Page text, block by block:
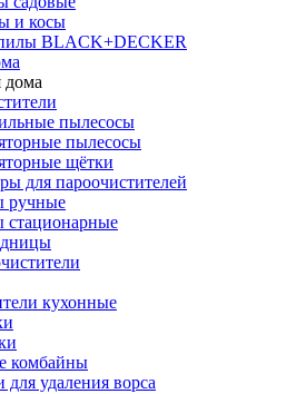
и косы
BLACK+DECKER
дома
пылесосы
пылесосы
щётки
для пароочистителей
ручные
стационарные
кухонные
комбайны
удаления ворса